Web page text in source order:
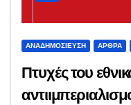
ΑΝΑΔΗΜΟΣΊΕΥΣΗ ΆΡΘΡΑ
Πτυχές του